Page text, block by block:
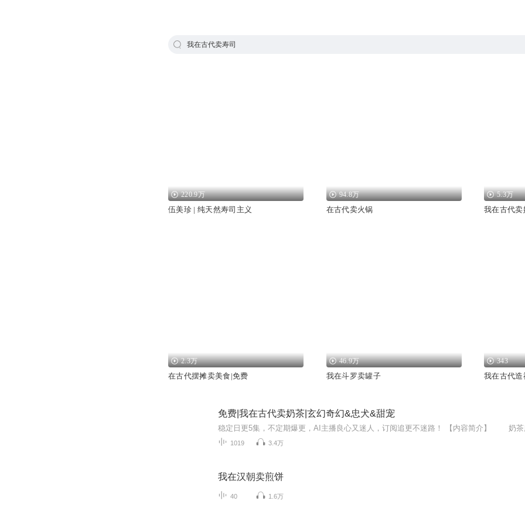
我在古代卖寿司
220.9万
伍美珍 | 纯天然寿司主义
94.8万
在古代卖火锅
5.3万
我在古代
2.3万
在古代摆摊卖美食|免费
46.9万
我在斗罗卖罐子
343
我在古代造
免费|我在古代卖奶茶|玄幻奇幻&忠犬&甜宠
1019 3.4万
我在汉朝卖煎饼
40 1.6万